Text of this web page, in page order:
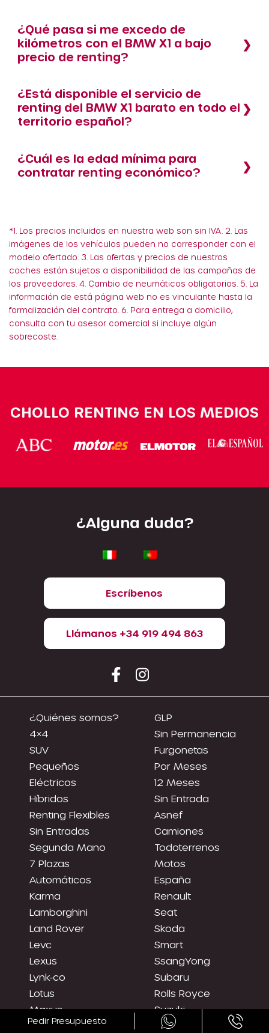
¿Qué pasa si me excedo de
kilómetros con el BMW X1 a bajo
precio de renting?
¿Está disponible el servicio de
renting del BMW X1 barato en todo el
territorio español?
¿Cuál es la edad mínima para
contratar renting económico?
*1. Los precios incluidos en nuestra web son sin IVA. 2. Las
imágenes de los vehículos pueden no corresponder con el
modelo ofertado. 3. Las ofertas y precios de nuestros
coches están sujetos a disponibilidad de las campañas de
los proveedores. 4. Cambio de neumáticos obligatorios. 5. La
información de está página web no es vinculante hasta la
formalización del contrato. 6. Para entrega a domicilio,
consulta con tu asesor comercial si incluye algún
sobrecoste.
CHOLLO RENTING EN LOS MEDIOS
¿Alguna duda?
Escríbenos
Llámanos +34 919 494 863
¿Quiénes somos?
4×4
SUV
Pequeños
Eléctricos
Híbridos
Renting Flexibles
Sin Entradas
Segunda Mano
7 Plazas
Automáticos
Karma
Lamborghini
Land Rover
Levc
Lexus
Lynk-co
Lotus
Maxus
GLP
Sin Permanencia
Furgonetas
Por Meses
12 Meses
Sin Entrada
Asnef
Camiones
Todoterrenos
Motos
España
Renault
Seat
Skoda
Smart
SsangYong
Subaru
Rolls Royce
Suzuki
Tesla
Pedir Presupuesto